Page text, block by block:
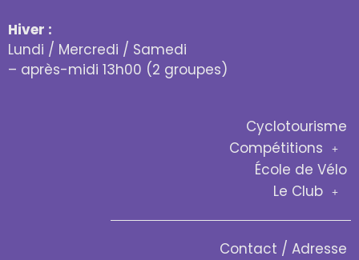
Hiver :
Lundi / Mercredi / Samedi
– après-midi 13h00 (2 groupes)
Cyclotourisme
Compétitions
École de Vélo
Le Club
Contact / Adresse